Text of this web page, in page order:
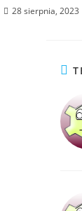
28 sierpnia, 2023